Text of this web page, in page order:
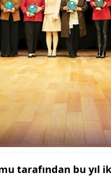
tarafından bu yıl